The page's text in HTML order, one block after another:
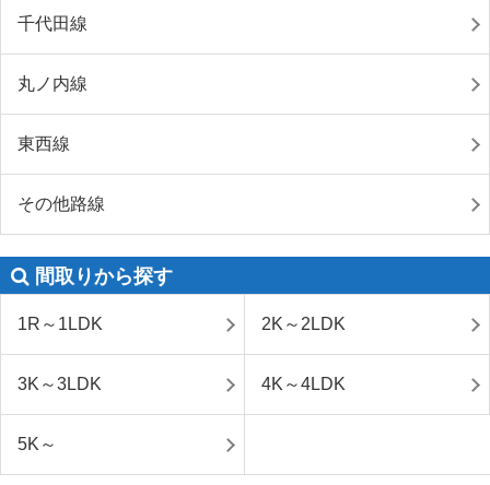
千代田線
丸ノ内線
東西線
その他路線
間取りから探す
1R～1LDK 2K～2LDK
3K～3LDK 4K～4LDK
5K～